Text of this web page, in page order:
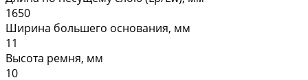
1650
Ширина большего основания, мм
11
Высота ремня, мм
10